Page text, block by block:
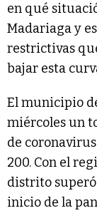
en qué
Madariaga y
restrictivas
bajar esta
El municipio
miércoles un
de
200. Con el
distrito superó
inicio de la